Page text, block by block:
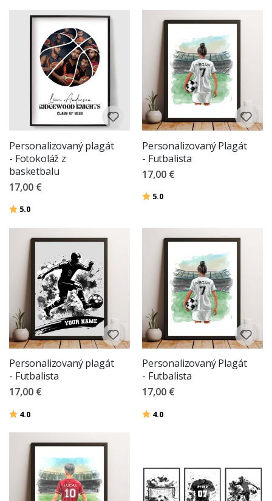
Personalizovaný plagát
- Fotokoláž z
basketbalu
17,00 €
Hodnotenie:
5.0
Personalizovaný Plagát
- Futbalista
17,00 €
Hodnotenie:
5.0
Personalizovaný plagát
- Futbalista
17,00 €
Hodnotenie:
4.0
Personalizovaný Plagát
- Futbalista
17,00 €
Hodnotenie:
4.0